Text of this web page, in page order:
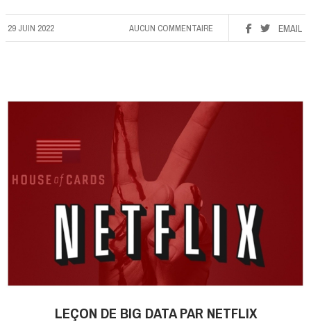
29 JUIN 2022 EMAIL
AUCUN COMMENTAIRE
LEÇON DE BIG DATA PAR NETFLIX